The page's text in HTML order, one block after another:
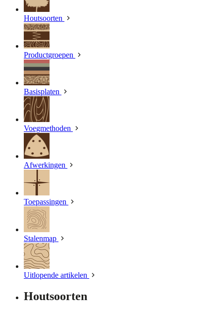
Houtsoorten
Productgroepen
Basisplaten
Voegmethoden
Afwerkingen
Toepassingen
Stalenmap
Uitlopende artikelen
Houtsoorten